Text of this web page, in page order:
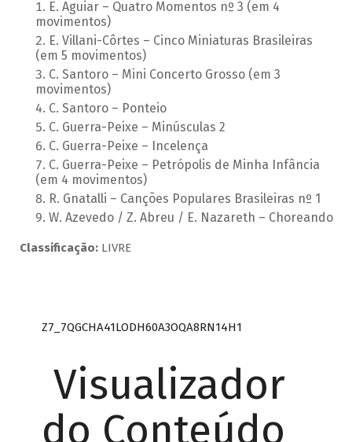
E. Aguiar – Quatro Momentos nº 3 (em 4
movimentos)
E. Villani-Côrtes – Cinco Miniaturas Brasileiras
(em 5 movimentos)
C. Santoro – Mini Concerto Grosso (em 3
movimentos)
C. Santoro – Ponteio
C. Guerra-Peixe – Minúsculas 2
C. Guerra-Peixe – Incelença
C. Guerra-Peixe – Petrópolis de Minha Infância
(em 4 movimentos)
R. Gnatalli – Canções Populares Brasileiras nº 1
W. Azevedo / Z. Abreu / E. Nazareth – Choreando
Classificação:LIVRE
Z7_7QGCHA41LODH60A3OQA8RN14H1
Visualizador
do Conteúdo